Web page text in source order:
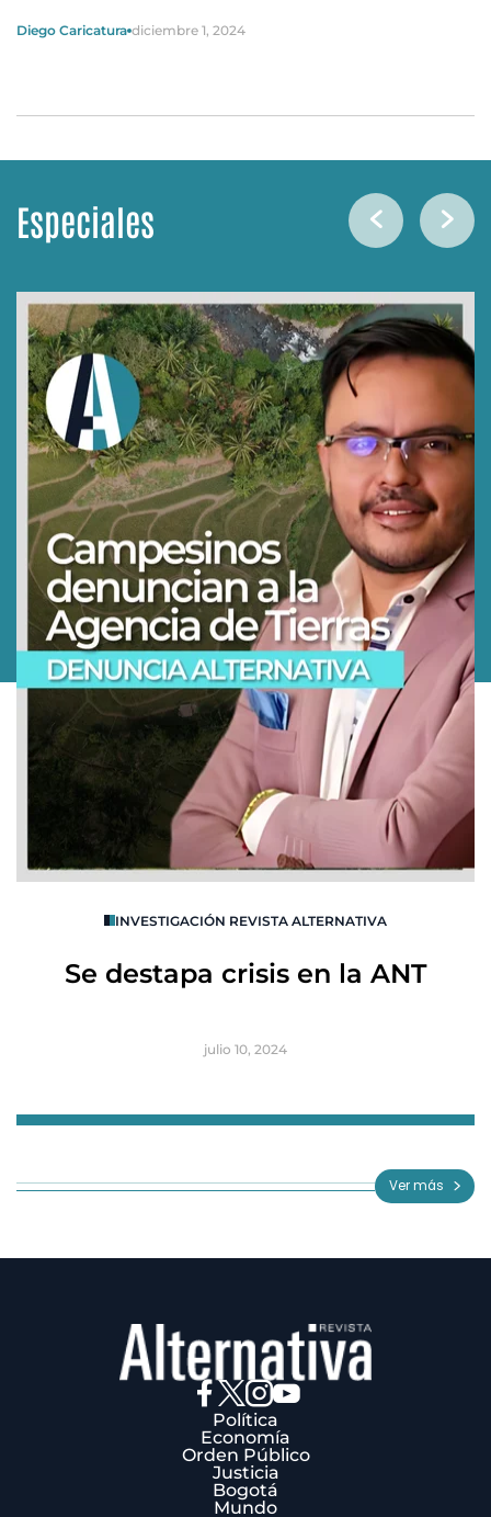
Diego Caricatura diciembre 1, 2024
Especiales
INVESTIGACIÓN REVISTA ALTERNATIVA
Se destapa crisis en la ANT
julio 10, 2024
3
Ver más
Política
Economía
Orden Público
Justicia
Bogotá
Mundo